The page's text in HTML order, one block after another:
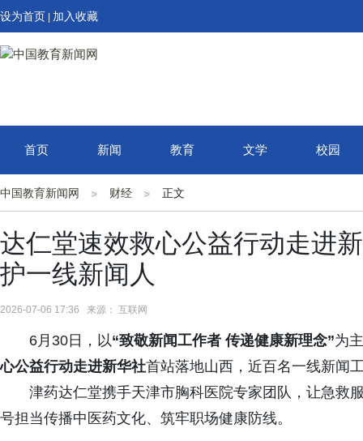
设为首页 加入收藏
首页 新闻 教育 文学 校园
中国教育新闻网 财经 正文
达仁堂速效救心公益行动走进
护一线新闻人
2026-07-06 17:36 来源： 互联网
6月30日，以“致敬新闻工作者 传递健康新理念”为
心公益行动走进新华社首站落地山西，近百名一线新闻
津药达仁堂携手天津市胸科医院专家团队，让急救
号担当传播中医药文化、筑牢职场健康防线。